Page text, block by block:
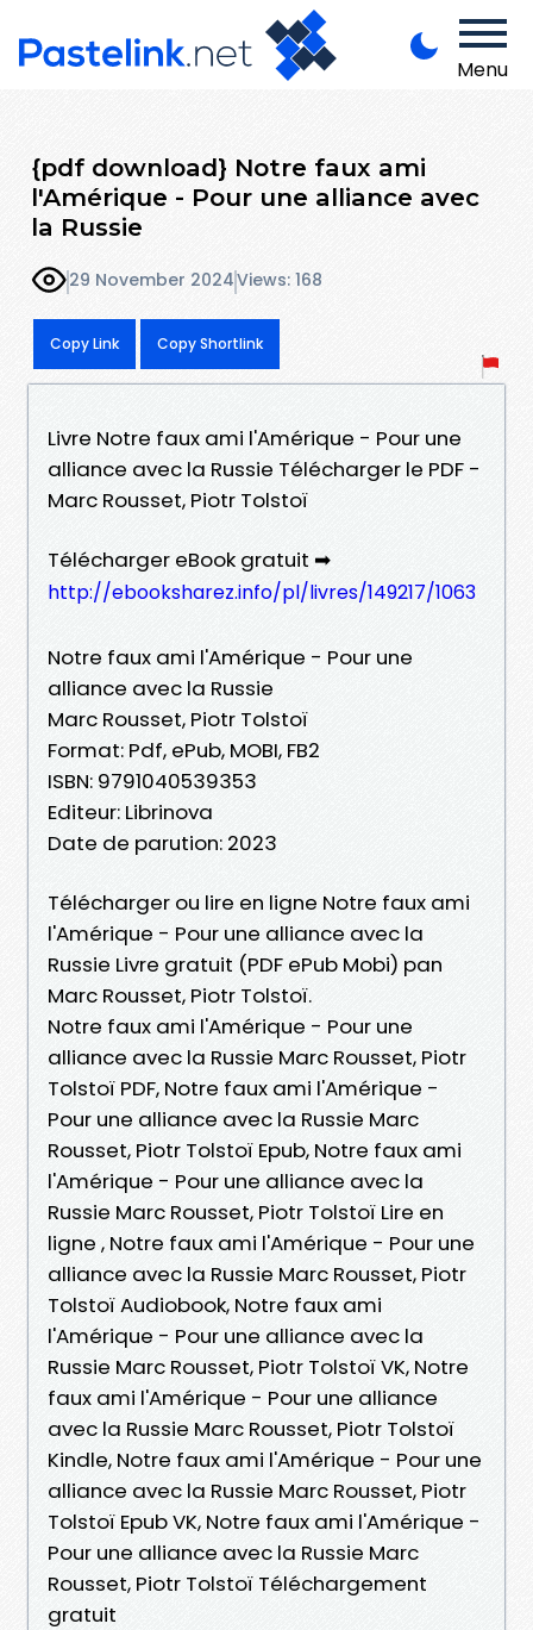
Menu
{pdf download} Notre faux ami
l'Amérique - Pour une alliance avec
la Russie
29 November 2024Views: 168
Copy Link Copy Shortlink
Livre Notre faux ami l'Amérique - Pour une
alliance avec la Russie Télécharger le PDF -
Marc Rousset, Piotr Tolstoï
Télécharger eBook gratuit ➡
http://ebooksharez.info/pl/livres/149217/1063
Notre faux ami l'Amérique - Pour une
alliance avec la Russie
Marc Rousset, Piotr Tolstoï
Format: Pdf, ePub, MOBI, FB2
ISBN: 9791040539353
Editeur: Librinova
Date de parution: 2023
Télécharger ou lire en ligne Notre faux ami
l'Amérique - Pour une alliance avec la
Russie Livre gratuit (PDF ePub Mobi) pan
Marc Rousset, Piotr Tolstoï.
Notre faux ami l'Amérique - Pour une
alliance avec la Russie Marc Rousset, Piotr
Tolstoï PDF, Notre faux ami l'Amérique -
Pour une alliance avec la Russie Marc
Rousset, Piotr Tolstoï Epub, Notre faux ami
l'Amérique - Pour une alliance avec la
Russie Marc Rousset, Piotr Tolstoï Lire en
ligne , Notre faux ami l'Amérique - Pour une
alliance avec la Russie Marc Rousset, Piotr
Tolstoï Audiobook, Notre faux ami
l'Amérique - Pour une alliance avec la
Russie Marc Rousset, Piotr Tolstoï VK, Notre
faux ami l'Amérique - Pour une alliance
avec la Russie Marc Rousset, Piotr Tolstoï
Kindle, Notre faux ami l'Amérique - Pour une
alliance avec la Russie Marc Rousset, Piotr
Tolstoï Epub VK, Notre faux ami l'Amérique -
Pour une alliance avec la Russie Marc
Rousset, Piotr Tolstoï Téléchargement
gratuit